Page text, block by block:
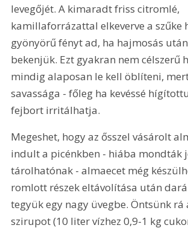
levegőjét. A kimaradt friss citromlé,
kamillaforrázattal elkeverve a szűke
gyönyörű fényt ad, ha hajmosás után
bekenjük. Ezt gyakran nem célszerű
mindig alaposan le kell öblíteni,
savassága - főleg ha kevéssé
fejbort irritálhatja.
Megeshet, hogy az ősszel vásárolt
indult a picénkben - hiába mondták
tárolhatónak - almaecet még
romlott részek eltávolítása után
tegyük egy nagy üvegbe. Öntsünk
szirupot (10 liter vízhez 0,9-1 kg